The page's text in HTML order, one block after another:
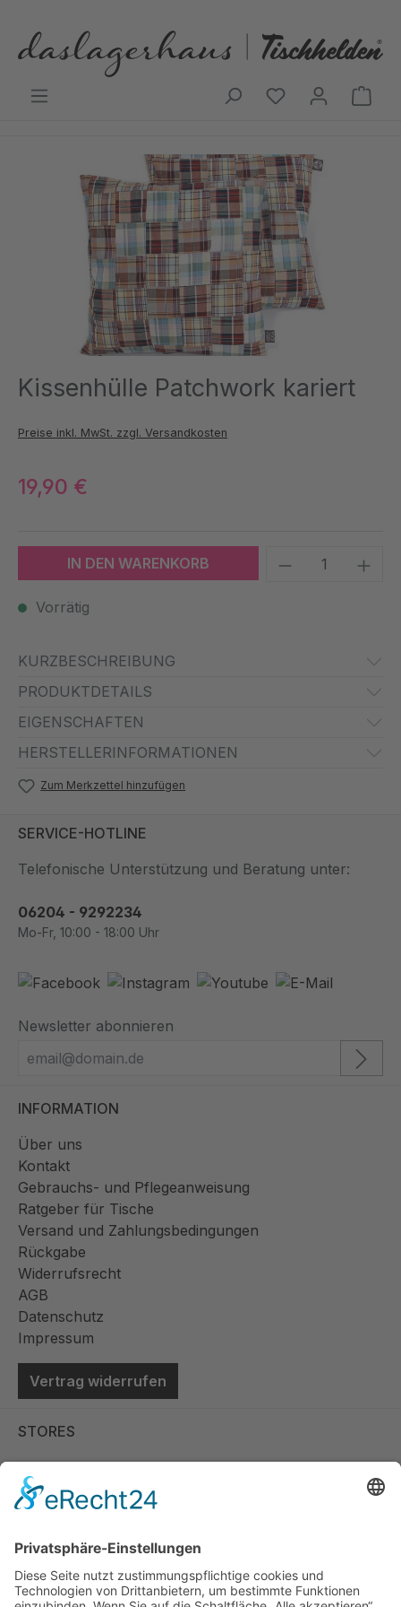
Bildergalerie überspringen
Kissenhülle Patchwork kariert
Preise inkl. MwSt. zzgl. Versandkosten
19,90 €
IN DEN WARENKORB Produkt
Vorrätig
KURZBESCHREIBUNG
PRODUKTDETAILS
EIGENSCHAFTEN
HERSTELLERINFORMATIONEN
Zum Merkzettel hinzufügen
SERVICE-HOTLINE
Telefonische Unterstützung und Beratung unter:
06204 - 9292234
Mo-Fr, 10:00 - 18:00 Uhr
Newsletter abonnieren
INFORMATION
Über uns
Kontakt
Gebrauchs- und Pflegeanweisung
Ratgeber für Tische
Versand und Zahlungsbedingungen
Rückgabe
Widerrufsrecht
AGB
Datenschutz
Impressum
Vertrag widerrufen
STORES
Store Viernheim
Store Berlin
Handelspartner Köln
SICHERE BEZAHLUNG